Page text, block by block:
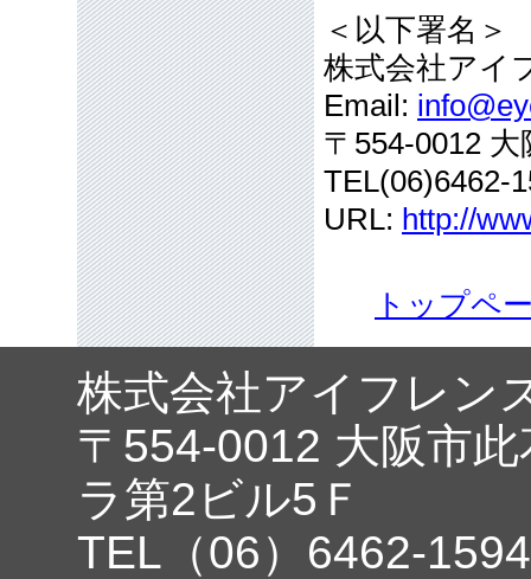
＜以下署名＞
株式会社アイ
Email:
〒554-0012
TEL(06)6462-
URL: http://
トップペ
株式会社アイフレン
〒554-0012 大阪市
ラ第2ビル5Ｆ
TEL（06）6462-